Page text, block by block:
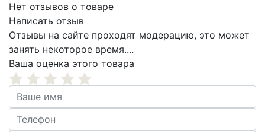
Нет отзывов о товаре
Написать отзыв
Отзывы на сайте проходят модерацию, это может
занять некоторое время....
Ваша оценка этого товара